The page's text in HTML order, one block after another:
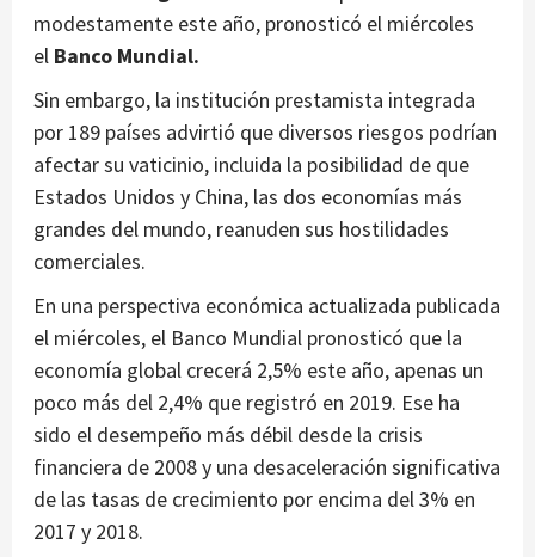
modestamente este año, pronosticó el miércoles
el Banco Mundial.
Sin embargo, la institución prestamista integrada
por 189 países advirtió que diversos riesgos podrían
afectar su vaticinio, incluida la posibilidad de que
Estados Unidos y China, las dos economías más
grandes del mundo, reanuden sus hostilidades
comerciales.
En una perspectiva económica actualizada publicada
el miércoles, el Banco Mundial pronosticó que la
economía global crecerá 2,5% este año, apenas un
poco más del 2,4% que registró en 2019. Ese ha
sido el desempeño más débil desde la crisis
financiera de 2008 y una desaceleración significativa
de las tasas de crecimiento por encima del 3% en
2017 y 2018.